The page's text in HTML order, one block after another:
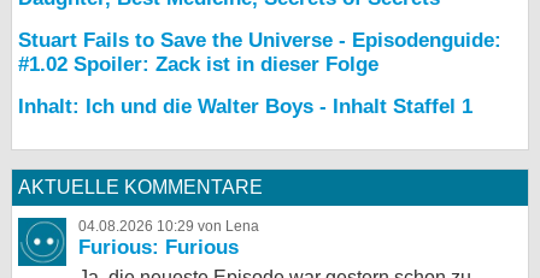
Stuart Fails to Save the Universe - Episodenguide:
#1.02 Spoiler: Zack ist in dieser Folge
Inhalt: Ich und die Walter Boys - Inhalt Staffel 1
AKTUELLE KOMMENTARE
04.08.2026 10:29 von Lena
Furious: Furious